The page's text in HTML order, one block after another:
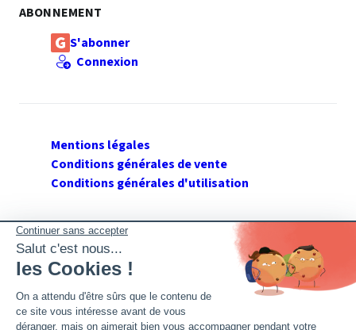
ABONNEMENT
S'abonner
Connexion
Mentions légales
Conditions générales de vente
Conditions générales d'utilisation
SUIVEZ GERANT DE SARL